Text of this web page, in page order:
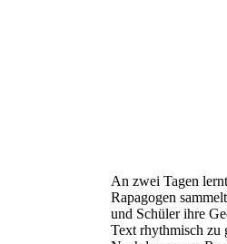
An zwei Tagen
Rapagogen
und Schüler ihre
Text rhythmisch zu